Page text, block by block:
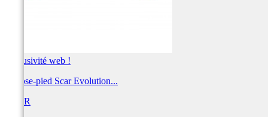
Exclusivité web !
Repose-pied Scar Evolution...
SCAR